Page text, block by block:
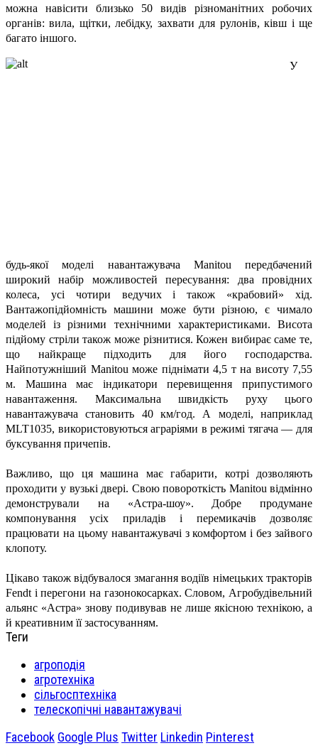
можна навісити близько 50 видів різноманітних робочих
органів: вила, щітки, лебідку, захвати для рулонів, ківш і ще
багато іншого.
У
будь-якої моделі навантажувача Manіtou передбачений
широкий набір можливостей пересування: два провідних
колеса, усі чотири ведучих і також «крабовий» хід.
Вантажопідйомність машини може бути різною, є чимало
моделей із різними технічними характеристиками. Висота
підйому стріли також може різнитися. Кожен вибирає саме те,
що найкраще підходить для його господарства.
Найпотужніший Manіtou може піднімати 4,5 т на висоту 7,55
м. Машина має індикатори перевищення припустимого
навантаження. Максимальна швидкість руху цього
навантажувача становить 40 км/год. А моделі, наприклад
MLT1035, використовуються аграріями в режимі тягача — для
буксування причепів.
Важливо, що ця машина має габарити, котрі дозволяють
проходити у вузькі двері. Свою повороткість Manіtou відмінно
демонстрували на «Астра-шоу». Добре продумане
компонування усіх приладів і перемикачів дозволяє
працювати на цьому навантажувачі з комфортом і без зайвого
клопоту.
Цікаво також відбувалося змагання водіїв німецьких тракторів
Fendt і перегони на газонокосарках. Словом, Агробудівельний
альянс «Астра» знову подивував не лише якісною технікою, а
й креативним її застосуванням.
Теги
агроподія
агротехніка
сільгосптехніка
телескопічні навантажувачі
Facebook Google Plus Twitter Linkedin Pinterest